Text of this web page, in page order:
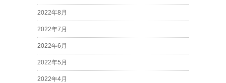
2022年8月
2022年7月
2022年6月
2022年5月
2022年4月